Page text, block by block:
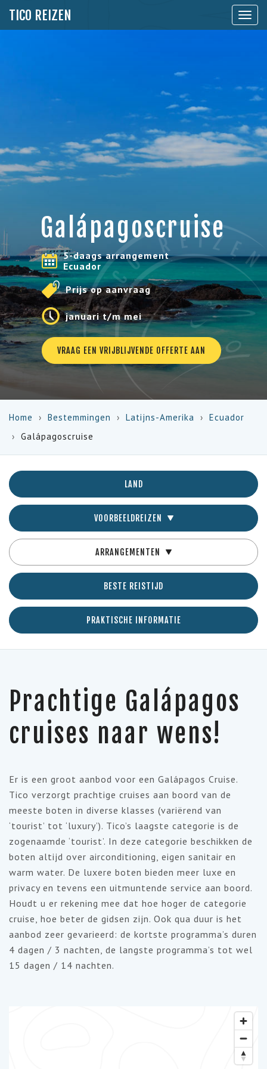
TICO REIZEN
Toon
Galápagoscruise
5-daags arrangement
Ecuador
Prijs op aanvraag
januari t/m mei
VRAAG EEN VRIJBLIJVENDE OFFERTE AAN
Home Bestemmingen Latijns-Amerika
Ecuador
Galápagoscruise
LAND
VOORBEELDREIZEN
ARRANGEMENTEN
BESTE REISTIJD
PRAKTISCHE INFORMATIE
Prachtige Galápagos
cruises naar wens!
Er is een groot aanbod voor een Galápagos Cruise.
Tico verzorgt prachtige cruises aan boord van de
meeste boten in diverse klasses (variërend van
‘tourist’ tot ‘luxury’). Tico’s laagste categorie is de
zogenaamde ‘tourist’. In deze categorie beschikken de
boten altijd over airconditioning, eigen sanitair en
warm water. De luxere boten bieden meer luxe en
privacy en tevens een uitmuntende service aan boord.
Houdt u er rekening mee dat hoe hoger de categorie
cruise, hoe beter de gidsen zijn. Ook qua duur is het
aanbod zeer gevarieerd: de kortste programma’s duren
4 dagen / 3 nachten, de langste programma’s tot wel
15 dagen / 14 nachten.